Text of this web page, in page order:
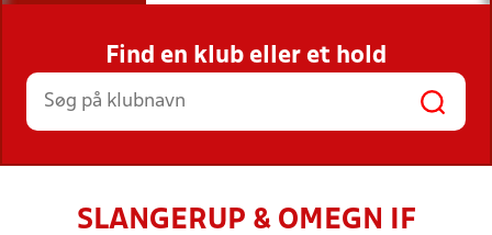
INDHOLD OG NYHEDER
STILLINGER, RESULTATER, KLUBBER OG
HOLD
Find en klub eller et hold
SLANGERUP & OMEGN IF